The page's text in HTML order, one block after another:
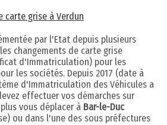
carte grise à Verdun
par l'Etat depuis plusieurs
changements de carte grise
d'Immatriculation) pour les
les sociétés. Depuis 2017 (date à
d'Immatriculation des Véhicules a
effectuer vos démarches sur
vous déplacer à Bar-le-Duc
ou dans l'une des sous préfectures